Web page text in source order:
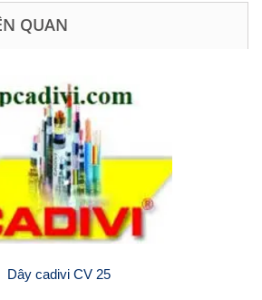
QUAN
Dây cadivi CV 25